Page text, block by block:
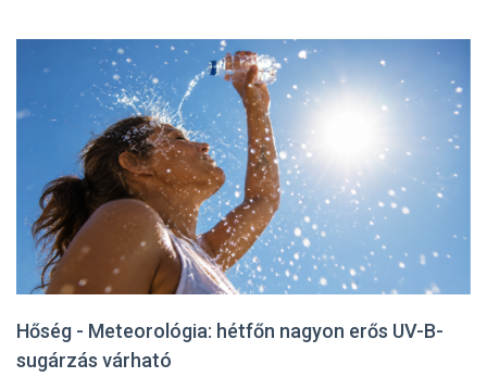
Hőség - Meteorológia: hétfőn nagyon erős UV-B-
sugárzás várható